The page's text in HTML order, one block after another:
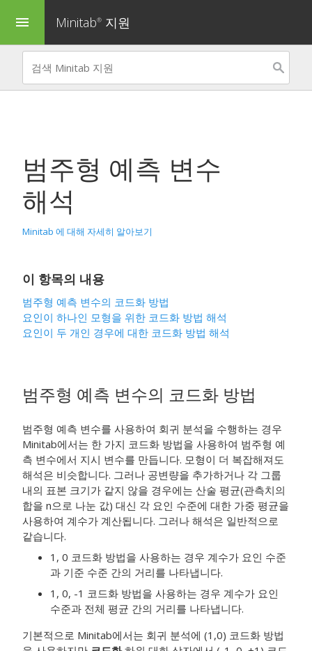
menu Minitab® 지원
범주형 예측 변수
해석
Minitab 에 대해 자세히 알아보기
이 항목의 내용
범주형 예측 변수의 코드화 방법
요인이 하나인 모형을 위한 코드화 방법 해석
요인이 두 개인 경우에 대한 코드화 방법 해석
범주형 예측 변수의 코드화 방법
범주형 예측 변수를 사용하여 회귀 분석을 수행하는 경우
Minitab에서는 한 가지 코드화 방법을 사용하여 범주형 예
측 변수에서 지시 변수를 만듭니다. 모형이 더 복잡해져도
해석은 비슷합니다. 그러나 공변량을 추가하거나 각 그룹
내의 표본 크기가 같지 않을 경우에는 산술 평균(관측치의
합을 n으로 나눈 값) 대신 각 요인 수준에 대한 가중 평균을
사용하여 계수가 계산됩니다. 그러나 해석은 일반적으로
같습니다.
1, 0 코드화 방법을 사용하는 경우 계수가 요인 수준
과 기준 수준 간의 거리를 나타냅니다.
1, 0, -1 코드화 방법을 사용하는 경우 계수가 요인
수준과 전체 평균 간의 거리를 나타냅니다.
기본적으로 Minitab에서는 회귀 분석에 (1,0) 코드화 방법